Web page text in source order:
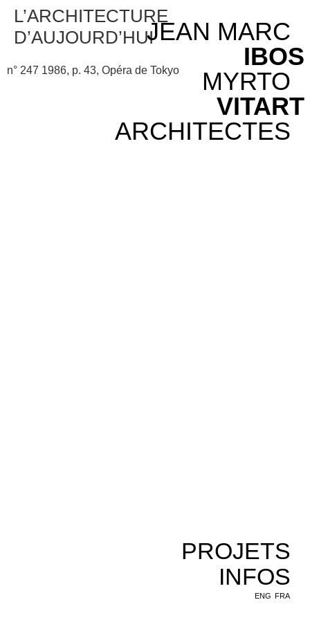
JEAN MARC
IBOS
MYRTO
VITART
ARCHITECTES
PROJETS
INFOS
ENG FRA
L’ARCHITECTURE
D’AUJOURD’HUI
n° 247 1986, p. 43, Opéra de Tokyo